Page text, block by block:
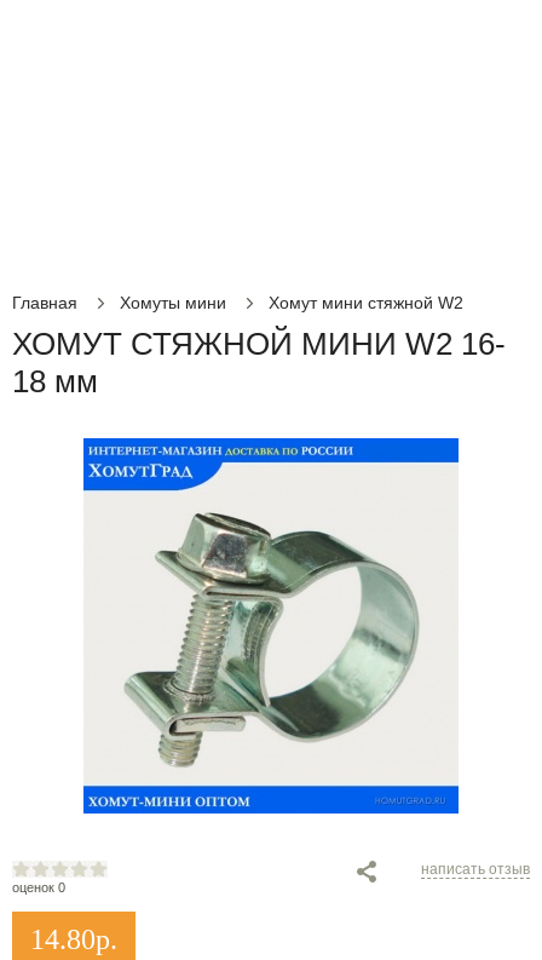
Главная Хомуты мини Хомут мини стяжной W2
ХОМУТ СТЯЖНОЙ МИНИ W2 16-
18 мм
оценок 0
написать отзыв
14.80р.